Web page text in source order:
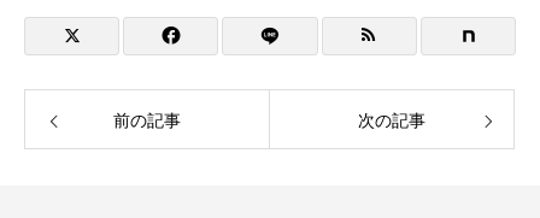
前の記事 次の記事